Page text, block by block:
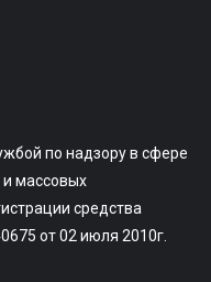
по надзору в сфере
массовых
средства
от 02 июля 2010г.